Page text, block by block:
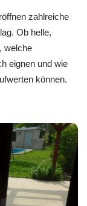
zahlreiche
Ob helle,
welche
eignen und wie
können.